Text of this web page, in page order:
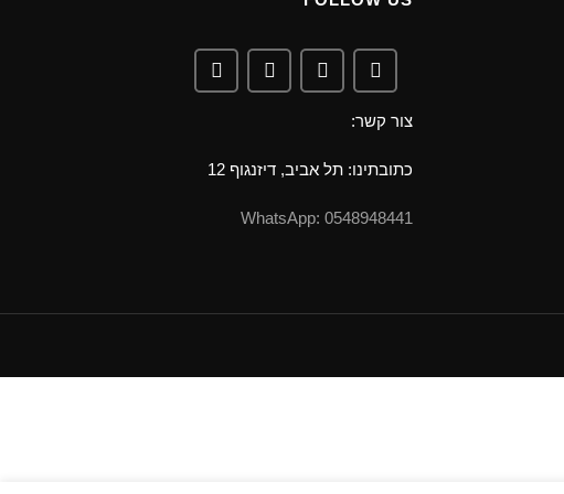
צור קשר:
כתובתינו: תל אביב, דיזנגוף 12
0548948441 :WhatsApp